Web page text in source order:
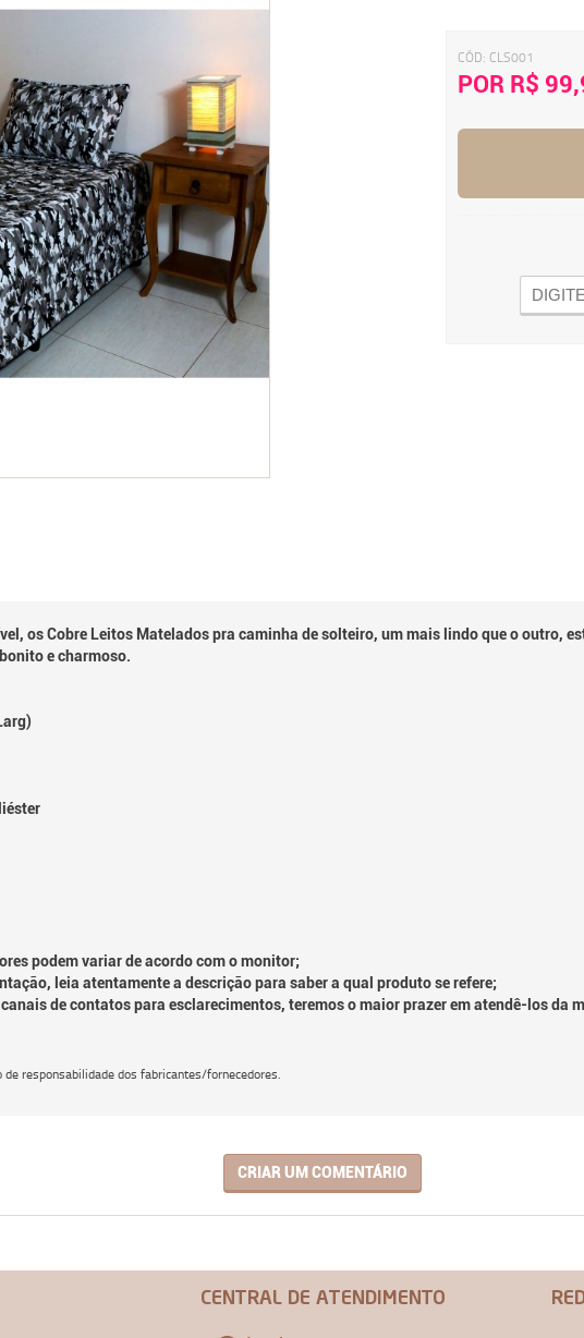
CÓD: CLS001
POR R$
os Cobre Leitos Matelados pra caminha de solteiro, um mais lindo que o outro,
e charmoso.
podem variar de acordo com o monitor;
leia atentamente a descrição para saber a qual produto se refere;
de contatos para esclarecimentos, teremos o maior prazer em atendê-los da
responsabilidade dos fabricantes/fornecedores.
CRIAR UM COMENTÁRIO
CENTRAL DE ATENDIMENTO